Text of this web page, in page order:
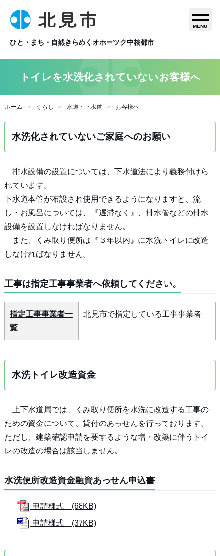
ひと・まち・自然きらめくオホーツク中核都市
MENU
トイレを水洗化されていないお客様へ
ホーム くらし 水道・下水道 お客様へ
水洗化されていないご家庭へのお願い
排水設備の設置については、下水道法により義務付けら
れています。
下水道本管が布設され使用できるようになりますと、流
し・お風呂については、『遅滞なく』、排水管などの排水
設備を設置しなければなりません。
また、くみ取り便所は『３年以内』に水洗トイレに改造
しなければなりません。
工事は指定工事事業者へ依頼してください。
指定工事事業者一
覧
北見市で指定している工事事業者
水洗トイレ改造資金
上下水道局では、くみ取り便所を水洗に改造する工事の
ための資金について、貸付のあっせんを行っております。
ただし、建築確認申請を要するような増・改築に伴うトイ
レの改造の場合は該当しません。
水洗便所改造資金融資あっせん申込書
申請様式 (68KB)
申請様式 (37KB)